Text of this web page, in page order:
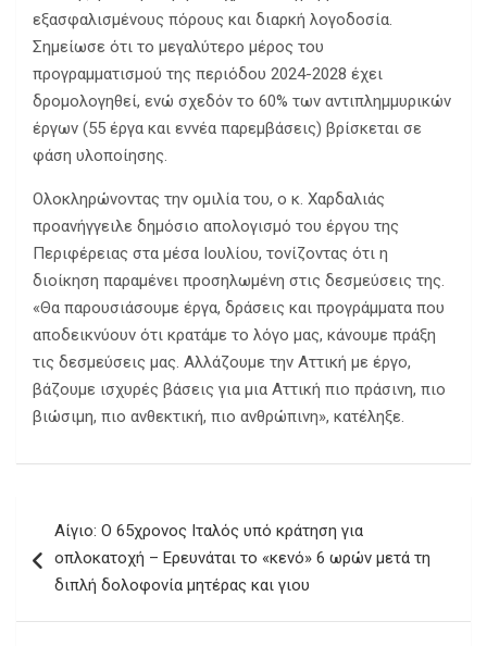
εξασφαλισμένους πόρους και διαρκή λογοδοσία.
Σημείωσε ότι το μεγαλύτερο μέρος του
προγραμματισμού της περιόδου 2024-2028 έχει
δρομολογηθεί, ενώ σχεδόν το 60% των αντιπλημμυρικών
έργων (55 έργα και εννέα παρεμβάσεις) βρίσκεται σε
φάση υλοποίησης.
Ολοκληρώνοντας την ομιλία του, ο κ. Χαρδαλιάς
προανήγγειλε δημόσιο απολογισμό του έργου της
Περιφέρειας στα μέσα Ιουλίου, τονίζοντας ότι η
διοίκηση παραμένει προσηλωμένη στις δεσμεύσεις της.
«Θα παρουσιάσουμε έργα, δράσεις και προγράμματα που
αποδεικνύουν ότι κρατάμε το λόγο μας, κάνουμε πράξη
τις δεσμεύσεις μας. Αλλάζουμε την Αττική με έργο,
βάζουμε ισχυρές βάσεις για μια Αττική πιο πράσινη, πιο
βιώσιμη, πιο ανθεκτική, πιο ανθρώπινη», κατέληξε.
άρθρων
Αίγιο: Ο 65χρονος Ιταλός υπό κράτηση για
οπλοκατοχή – Ερευνάται το «κενό» 6 ωρών μετά τη
διπλή δολοφονία μητέρας και γιου